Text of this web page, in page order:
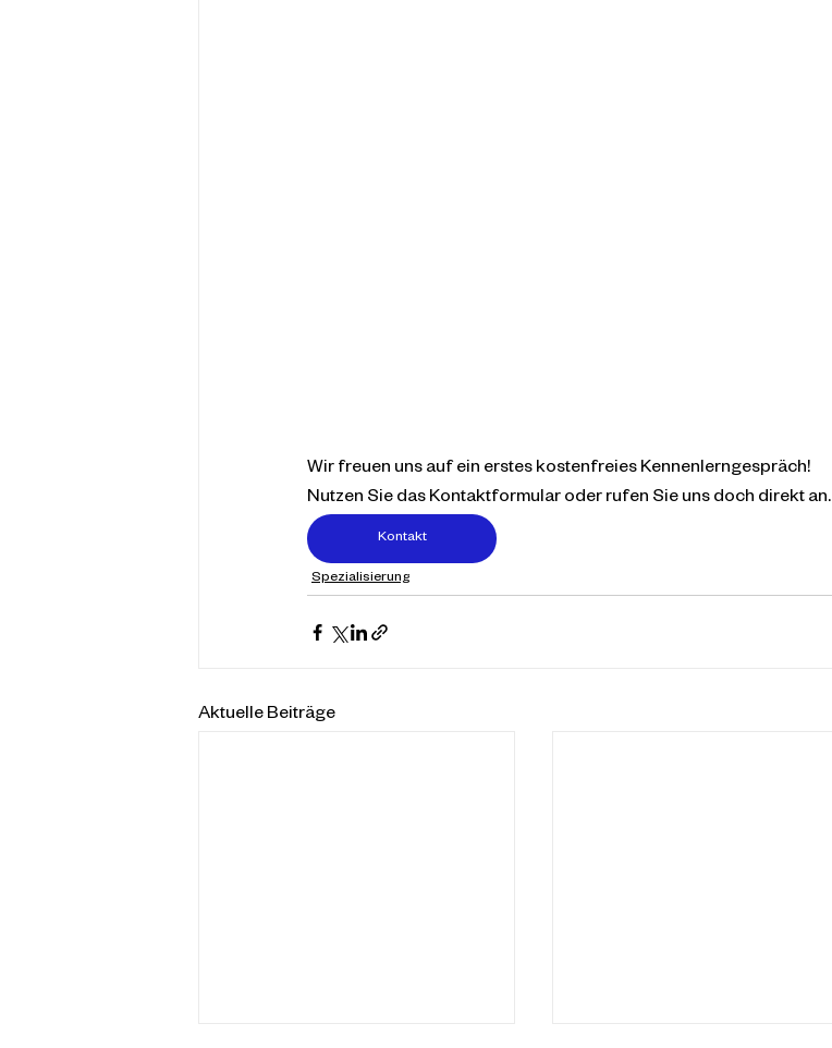
Wir freuen uns auf ein erstes kostenfreies Kennenlerngespräch!
Nutzen Sie das Kontaktformular oder rufen Sie uns doch direkt an.
Kontakt
Spezialisierung
Aktuelle Beiträge